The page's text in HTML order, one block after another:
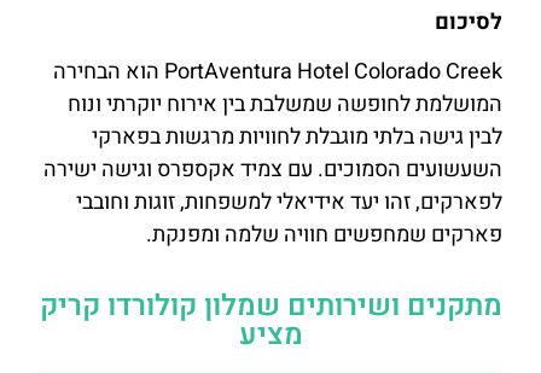
לסיכום
PortAventura Hotel Colorado Creek הוא הבחירה
המושלמת לחופשה שמשלבת בין אירוח יוקרתי ונוח
לבין גישה בלתי מוגבלת לחוויות מרגשות בפארקי
השעשועים הסמוכים. עם צמיד אקספרס וגישה ישירה
לפארקים, זהו יעד אידיאלי למשפחות, זוגות וחובבי
פארקים שמחפשים חוויה שלמה ומפנקת.
מתקנים ושירותים שמלון קולורדו קריק
מציע